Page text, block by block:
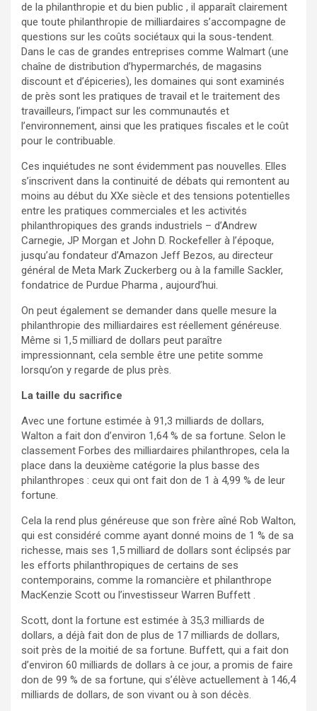
de la philanthropie et du bien public , il apparaît clairement
que toute philanthropie de milliardaires s’accompagne de
questions sur les coûts sociétaux qui la sous-tendent.
Dans le cas de grandes entreprises comme Walmart (une
chaîne de distribution d’hypermarchés, de magasins
discount et d’épiceries), les domaines qui sont examinés
de près sont les pratiques de travail et le traitement des
travailleurs, l’impact sur les communautés et
l’environnement, ainsi que les pratiques fiscales et le coût
pour le contribuable.
Ces inquiétudes ne sont évidemment pas nouvelles. Elles
s’inscrivent dans la continuité de débats qui remontent au
moins au début du XXe siècle et des tensions potentielles
entre les pratiques commerciales et les activités
philanthropiques des grands industriels – d’Andrew
Carnegie, JP Morgan et John D. Rockefeller à l’époque,
jusqu’au fondateur d’Amazon Jeff Bezos, au directeur
général de Meta Mark Zuckerberg ou à la famille Sackler,
fondatrice de Purdue Pharma , aujourd’hui.
On peut également se demander dans quelle mesure la
philanthropie des milliardaires est réellement généreuse.
Même si 1,5 milliard de dollars peut paraître
impressionnant, cela semble être une petite somme
lorsqu’on y regarde de plus près.
La taille du sacrifice
Avec une fortune estimée à 91,3 milliards de dollars,
Walton a fait don d’environ 1,64 % de sa fortune. Selon le
classement Forbes des milliardaires philanthropes, cela la
place dans la deuxième catégorie la plus basse des
philanthropes : ceux qui ont fait don de 1 à 4,99 % de leur
fortune.
Cela la rend plus généreuse que son frère aîné Rob Walton,
qui est considéré comme ayant donné moins de 1 % de sa
richesse, mais ses 1,5 milliard de dollars sont éclipsés par
les efforts philanthropiques de certains de ses
contemporains, comme la romancière et philanthrope
MacKenzie Scott ou l’investisseur Warren Buffett .
Scott, dont la fortune est estimée à 35,3 milliards de
dollars, a déjà fait don de plus de 17 milliards de dollars,
soit près de la moitié de sa fortune. Buffett, qui a fait don
d’environ 60 milliards de dollars à ce jour, a promis de faire
don de 99 % de sa fortune, qui s’élève actuellement à 146,4
milliards de dollars, de son vivant ou à son décès.